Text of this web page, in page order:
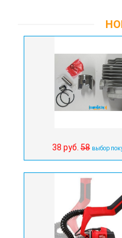
38 руб. 58 выбор